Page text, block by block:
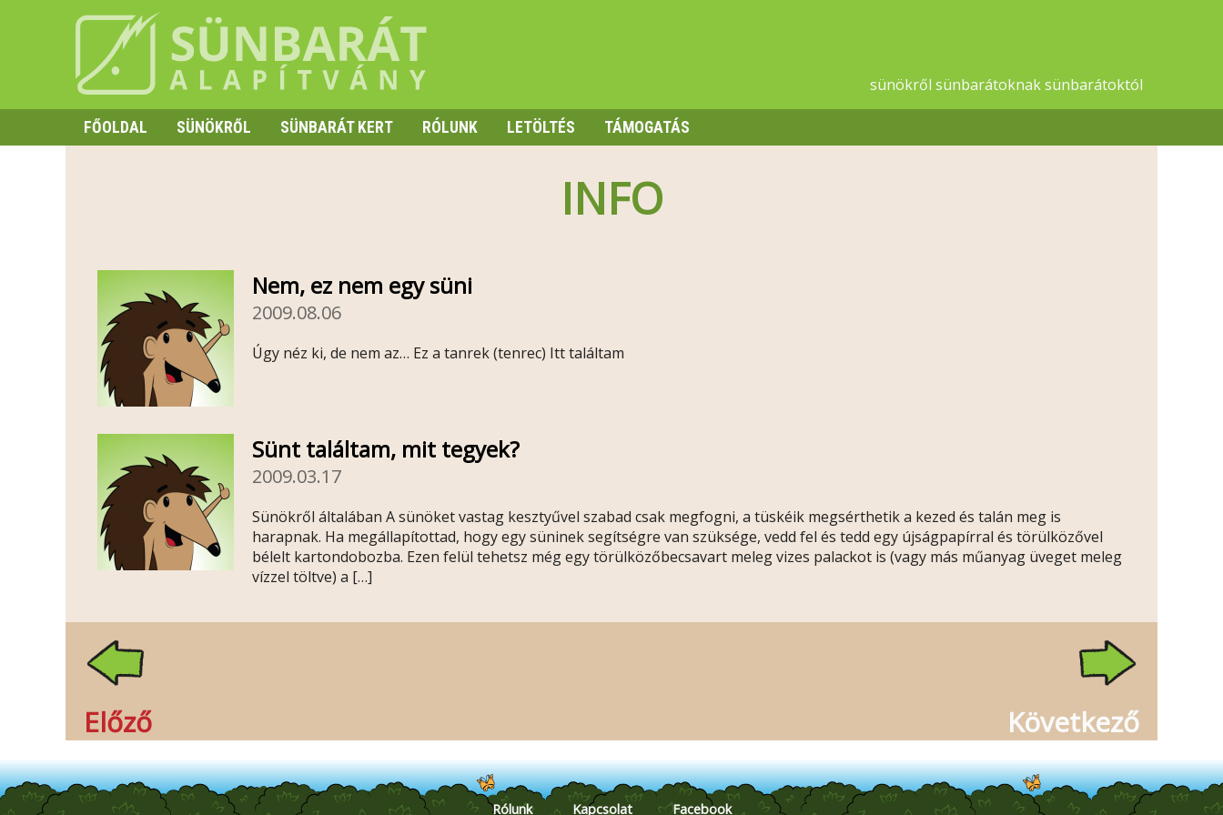
sünökről sünbarátoknak sünbarátoktól
FŐOLDAL
SÜNÖKRŐL
SÜNBARÁT KERT RÓLUNK LETÖLTÉS TÁMOGATÁS
INFO
Nem, ez nem egy süni
2009.08.06
Úgy néz ki, de nem az… Ez a tanrek (tenrec) Itt találtam
Sünt találtam, mit tegyek?
2009.03.17
Sünökről általában A sünöket vastag kesztyűvel szabad csak megfogni, a tüskéik megsérthetik a kezed és talán meg is
harapnak. Ha megállapítottad, hogy egy süninek segítségre van szüksége, vedd fel és tedd egy újságpapírral és törülközővel
bélelt kartondobozba. Ezen felül tehetsz még egy törülközőbecsavart meleg vizes palackot is (vagy más műanyag üveget meleg
vízzel töltve) a […]
Előző Következő
Rólunk Kapcsolat Facebook